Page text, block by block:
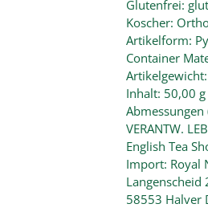
Glutenfrei:
Koscher:
Artikelform:
Container
Inhalt: 50,00 g
VERANTW.
English Tea
Import: Royal
Langenscheid
58553 Halver